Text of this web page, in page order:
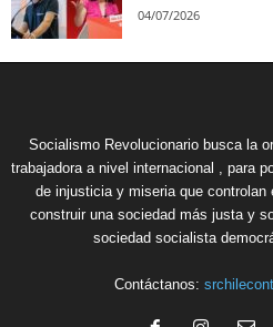
04/07/2026
Socialismo Revolucionario busca la
trabajadora a nivel internacional , para
de injusticia y miseria que controlan
construir una sociedad más justa y
sociedad socialista
Contáctanos: